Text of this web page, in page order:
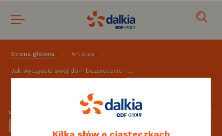
Strona główna Articles
Jak wyczyścić swój dom bezpiecznie i ekologicznie? Czyli "oszczędności w codzienności"
Jak wyczyścić swój dom
bezpiecznie i